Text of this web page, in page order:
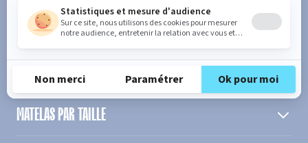
En cochant cette case, vous confirmez avoir plus de 16 ans et
acceptez de recevoir notre Newsletter incluant des informations
concernant les offres, services, produits ou évènements de Bultex
conformément à
notre politique de protection des données personnelles.
PRODUIT
MATELAS PAR TAILLE